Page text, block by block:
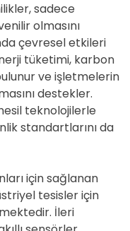
sadece
olmasını
çevresel etkileri
tüketimi, karbon
ve işletmelerin
destekler.
teknolojilerle
standartlarını da
için sağlanan
tesisler için
İleri